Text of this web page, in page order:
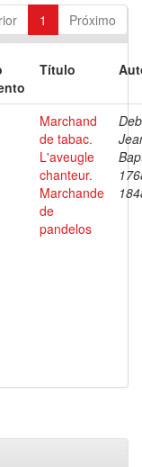
1 Próximo
Título
Marchand
de tabac.
L'aveugle
chanteur.
Marchande
de
pandelos